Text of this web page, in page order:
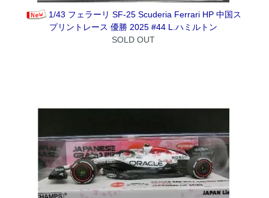
1/43 フェラーリ SF-25 Scuderia Ferrari HP 中国ス
プリントレース 優勝 2025 #44 L.ハミルトン
SOLD OUT